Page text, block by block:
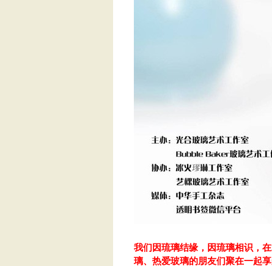
我们因琉璃结缘，因琉璃相识，
璃、热爱玻璃的朋友们聚在一起